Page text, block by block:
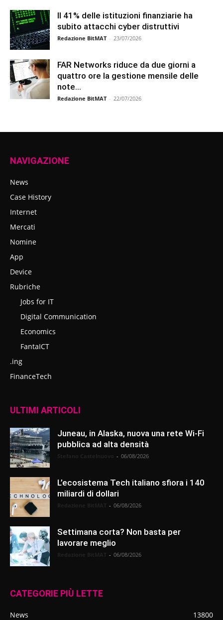
Il 41% delle istituzioni finanziarie ha
subito attacchi cyber distruttivi
Redazione BitMAT - 23/07/2026
FAR Networks riduce da due giorni a
quattro ore la gestione mensile delle
note...
Redazione BitMAT - 22/07/2026
NAVIGAZIONE
News
Case History
Internet
Mercati
Nomine
App
Device
Rubriche
Jobs for IT
Digital Communication
Economics
FantaICT
.ing
FinanceTech
ULTIMI ARTICOLI
Juneau, in Alaska, nuova una rete Wi-Fi
pubblica ad alta densità
- 06/08/2026
L’ecosistema Tech italiano sfiora i 140
miliardi di dollari
- 06/08/2026
Settimana corta? Non basta per
lavorare meglio
- 06/08/2026
CATEGORIE PIÙ LETTE
News
13800